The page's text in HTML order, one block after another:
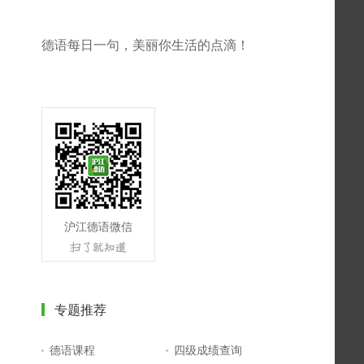
德语每日一句，美丽你生活的点滴！
沪江德语微信
专题推荐
德语课程 四级成绩查询